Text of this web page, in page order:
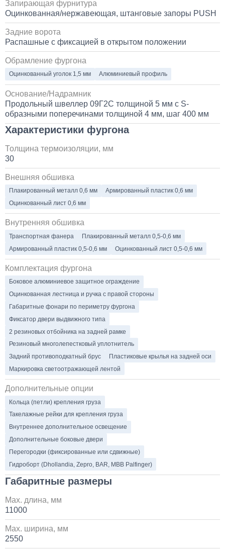
Запирающая фурнитура
Оцинкованная/нержавеющая, штанговые запоры PUSH
Задние ворота
Распашные с фиксацией в открытом положении
Обрамление фургона
Оцинкованный уголок 1,5 мм Алюминиевый профиль
Основание/Надрамник
Продольный швеллер 09Г2С толщиной 5 мм с S-
образными поперечинами толщиной 4 мм, шаг 400 мм
Характеристики фургона
Толщина термоизоляции, мм
30
Внешняя обшивка
Плакированный металл 0,6 мм
Армированный пластик 0,6 мм
Оцинкованный лист 0,6 мм
Внутренняя обшивка
Транспортная фанера
Плакированный металл 0,5-0,6 мм
Армированный пластик 0,5-0,6 мм
Оцинкованный лист 0,5-0,6 мм
Комплектация фургона
Боковое алюминиевое защитное ограждение
Оцинкованная лестница и ручка с правой стороны
Габаритные фонари по периметру фургона
Фиксатор двери выдвижного типа
2 резиновых отбойника на задней рамке
Резиновый многолепестковый уплотнитель
Задний противоподкатный брус
Пластиковые крылья на задней оси
Маркировка светоотражающей лентой
Дополнительные опции
Кольца (петли) крепления груза
Такелажные рейки для крепления груза
Внутреннее дополнительное освещение
Дополнительные боковые двери
Перегородки (фиксированные или сдвижные)
Гидроборт (Dhollandia, Zepro, BAR, MBB Palfinger)
Габаритные размеры
Max. длина, мм
11000
Max. ширина, мм
2550